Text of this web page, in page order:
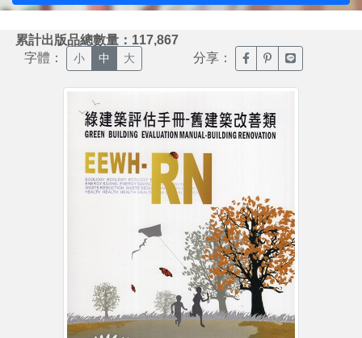
累計出版品總數量：117,867
字體： 小 中 大 分享： 臉書分享(另開新視窗)
噗浪分享(另開新
Line分享(另